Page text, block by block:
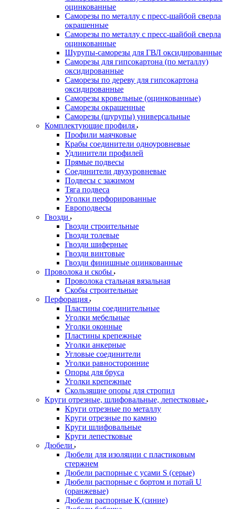
оцинкованные
Саморезы по металлу с пресс-шайбой сверла
окрашенные
Саморезы по металлу с пресс-шайбой сверла
оцинкованные
Шурупы-саморезы для ГВЛ оксидированные
Саморезы для гипсокартона (по металлу)
оксидированные
Саморезы по дереву для гипсокартона
оксидированные
Саморезы кровельные (оцинкованные)
Саморезы окрашенные
Саморезы (шурупы) универсальные
Комплектующие профиля
Профили маячковые
Крабы соединители одноуровневые
Удлинители профилей
Прямые подвесы
Соединители двухуровневые
Подвесы с зажимом
Тяга подвеса
Уголки перфорированные
Европодвесы
Гвозди
Гвозди строительные
Гвозди толевые
Гвозди шиферные
Гвозди винтовые
Гвозди финишные оцинкованные
Проволока и скобы
Проволока стальная вязальная
Скобы строительные
Перфорация
Пластины соединительные
Уголки мебельные
Уголки оконные
Пластины крепежные
Уголки анкерные
Угловые соединители
Уголки равносторонние
Опоры для бруса
Уголки крепежные
Скользящие опоры для стропил
Круги отрезные, шлифовальные, лепестковые
Круги отрезные по металлу
Круги отрезные по камню
Круги шлифовальные
Круги лепестковые
Дюбели
Дюбели для изоляции с пластиковым
стержнем
Дюбели распорные с усами S (серые)
Дюбели распорные c бортом и потай U
(оранжевые)
Дюбели распорные К (синие)